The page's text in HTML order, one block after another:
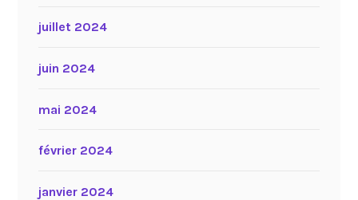
juillet 2024
juin 2024
mai 2024
février 2024
janvier 2024